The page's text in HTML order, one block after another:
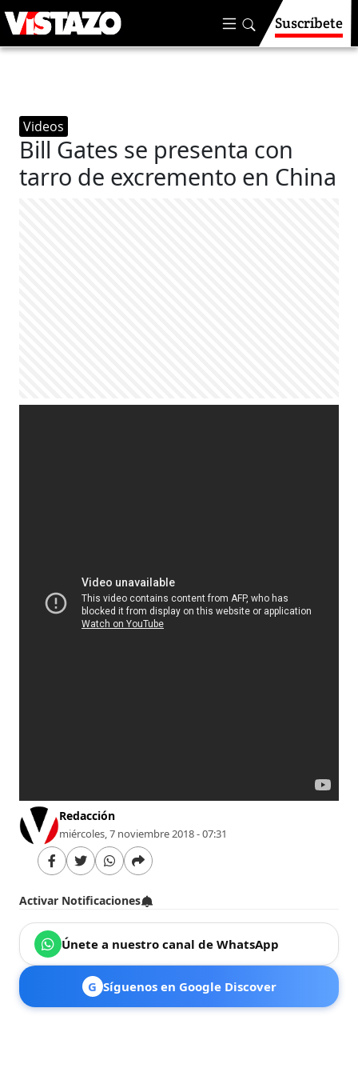
Suscríbete
Videos
Bill Gates se presenta con
tarro de excremento en China
Redacción
miércoles, 7 noviembre 2018 - 07:31
Activar Notificaciones
Únete a nuestro canal de WhatsApp
G Síguenos en Google Discover